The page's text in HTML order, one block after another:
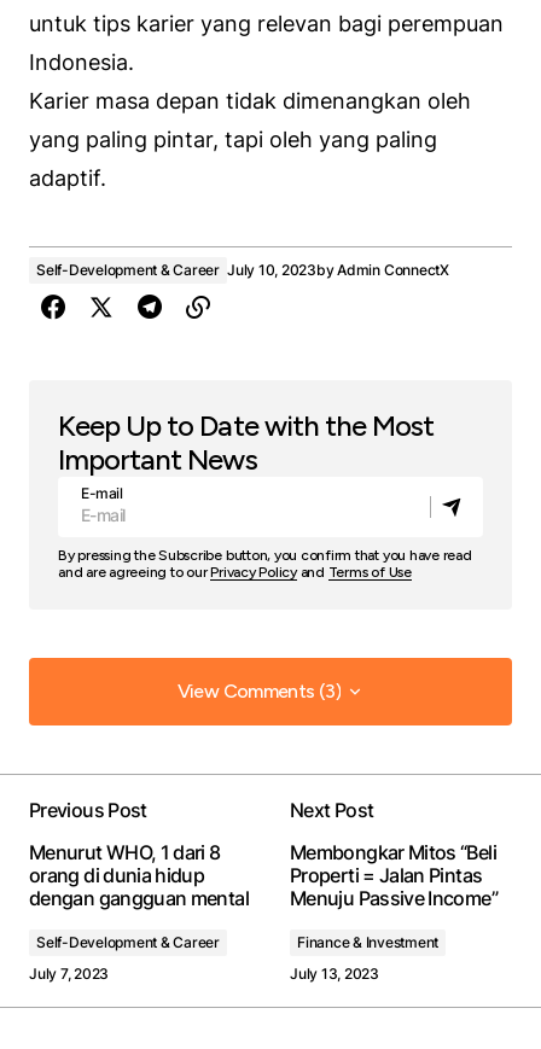
untuk tips karier yang relevan bagi perempuan
Indonesia.
Karier masa depan tidak dimenangkan oleh
yang paling pintar, tapi oleh yang paling
adaptif.
Self-Development & Career July 10, 2023byAdmin ConnectX
Keep Up to Date with the Most
Important News
E-mail
By pressing the Subscribe button, you confirm that you have read
and are agreeing to ourPrivacy Policyand Terms of Use
View Comments (3)
View Comments (3)
Your dedication to providing quality content is
truly admirable. I\’m a fan of your work.
Joanna Wellick
May 3, 2024 at 8:27 am
I\’m glad you enjoyed it! Your kind words
Previous Post
Menurut WHO, 1 dari 8
orang di dunia hidup
dengan gangguan mental
Self-Development & Career
July 7, 2023
Next Post
Membongkar Mitos “Beli
Properti = Jalan Pintas
Menuju Passive Income”
Finance & Investment
July 13, 2023